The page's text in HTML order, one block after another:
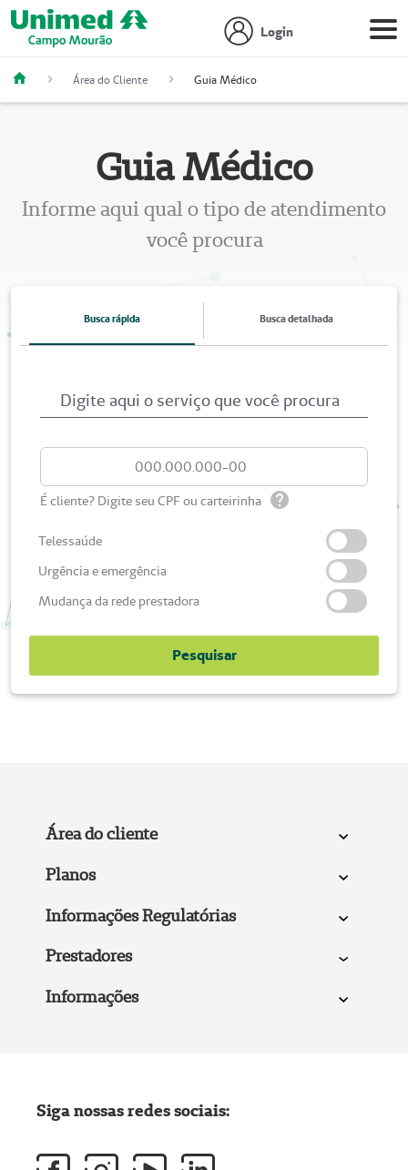
Login
Área do Cliente Guia Médico
Guia Médico
Informe aqui qual o tipo de atendimento
você procura
Busca rápida Busca detalhada
Digite aqui o serviço que você procura
É cliente? Digite seu CPF ou carteirinha
Telessaúde
Urgência e emergência
Mudança da rede prestadora
Pesquisar
Área do cliente
Planos
Informações Regulatórias
Prestadores
Informações
Siga nossas redes sociais: